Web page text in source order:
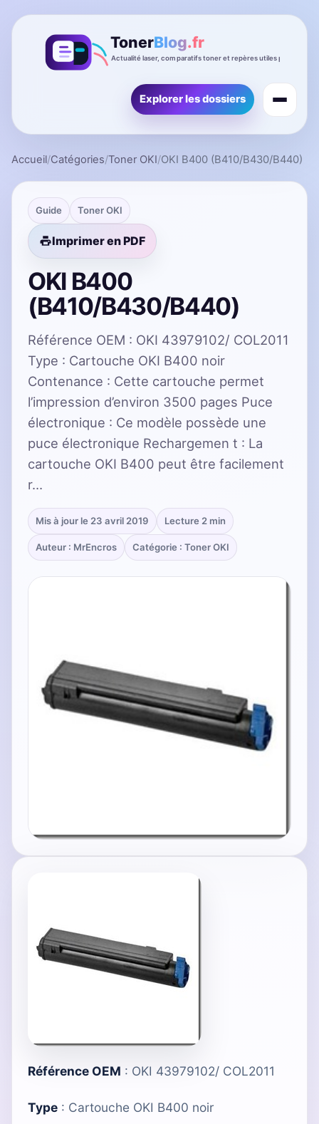
Explorer les dossiers
Accueil/Catégories/Toner OKI/OKI B400 (B410/B430/B440)
Guide Toner OKI
Imprimer en PDF
OKI B400
(B410/B430/B440)
Référence OEM : OKI 43979102/ COL2011
Type : Cartouche OKI B400 noir
Contenance : Cette cartouche permet
l’impression d’environ 3500 pages Puce
électronique : Ce modèle possède une
puce électronique Rechargemen t : La
cartouche OKI B400 peut être facilement
r…
Mis à jour le 23 avril 2019 Lecture 2 min
Auteur : MrEncros Catégorie : Toner OKI
Référence OEM : OKI 43979102/ COL2011
Type : Cartouche OKI B400 noir